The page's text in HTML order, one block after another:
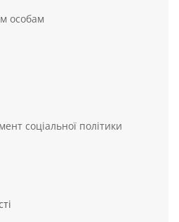
особам
соціальної політики